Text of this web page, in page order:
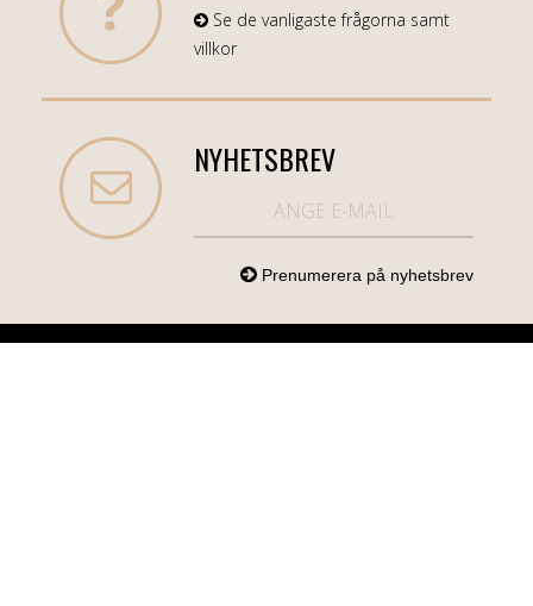
Se de vanligaste frågorna samt
villkor
NYHETSBREV